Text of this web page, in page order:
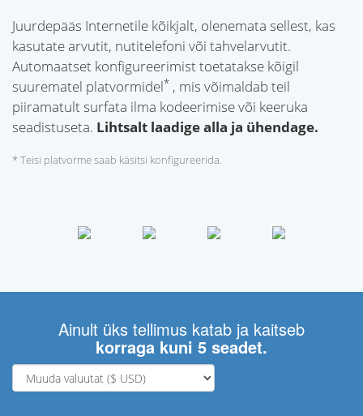
Juurdepääs Internetile kõikjalt, olenemata sellest, kas
kasutate arvutit, nutitelefoni või tahvelarvutit.
Automaatset konfigureerimist toetatakse kõigil
suurematel platvormidel* , mis võimaldab teil
piiramatult surfata ilma kodeerimise või keeruka
seadistuseta. Lihtsalt laadige alla ja ühendage.
* Teisi platvorme saab käsitsi konfigureerida.
Ainult üks tellimus katab ja kaitseb
korraga kuni 5 seadet.